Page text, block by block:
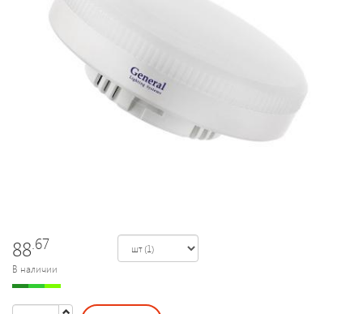
накаливания/
галоген/
энергосберегающие
Светодиодные
освещение
88.67
В наличии